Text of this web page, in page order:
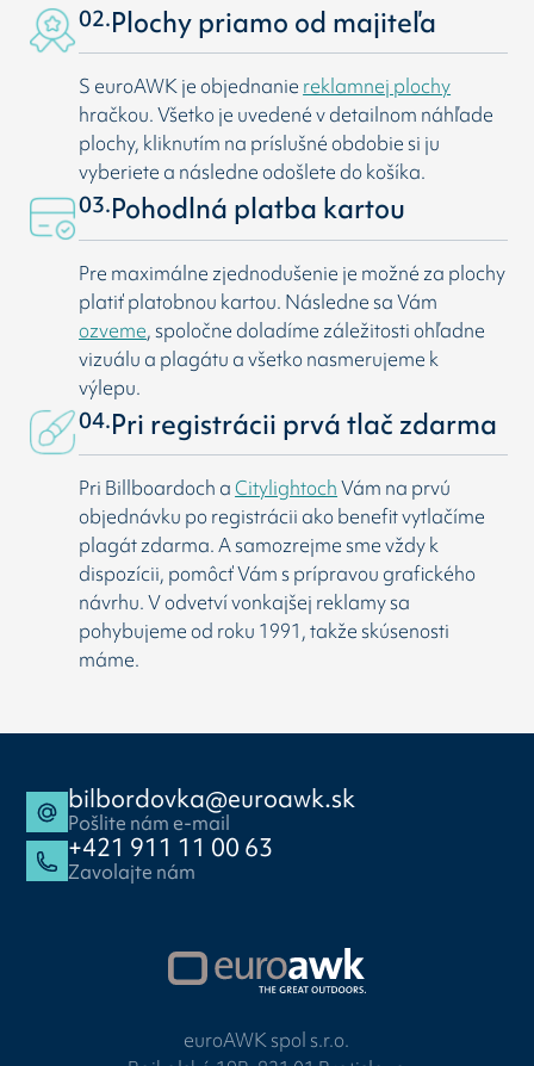
02.Plochy priamo od majiteľa
S euroAWK je objednanie reklamnej plochy
hračkou. Všetko je uvedené v detailnom náhľade
plochy, kliknutím na príslušné obdobie si ju
vyberiete a následne odošlete do košíka.
03.Pohodlná platba kartou
Pre maximálne zjednodušenie je možné za plochy
platiť platobnou kartou. Následne sa Vám
ozveme, spoločne doladíme záležitosti ohľadne
vizuálu a plagátu a všetko nasmerujeme k
výlepu.
04.Pri registrácii prvá tlač zdarma
Pri Billboardoch aCitylightochVám na prvú
objednávku po registrácii ako benefit vytlačíme
plagát zdarma. A samozrejme sme vždy k
dispozícii, pomôcť Vám s prípravou grafického
návrhu. V odvetví vonkajšej reklamy sa
pohybujeme od roku 1991, takže skúsenosti
máme.
bilbordovka@euroawk.sk
Pošlite nám e-mail
+421 911 11 00 63
Zavolajte nám
euroAWK spol s.r.o.